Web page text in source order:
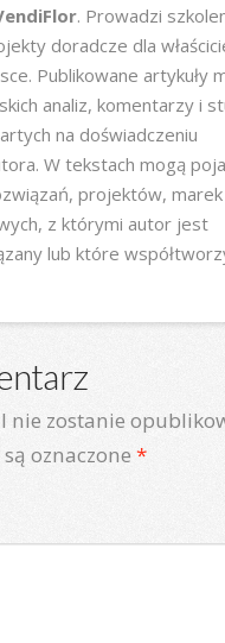
. Prowadzi
doradcze dla
Publikowane artykuły
analiz, komentarzy i
na doświadczeniu
W tekstach mogą
projektów, marek
z którymi autor jest
lub które
nie zostanie
oznaczone *